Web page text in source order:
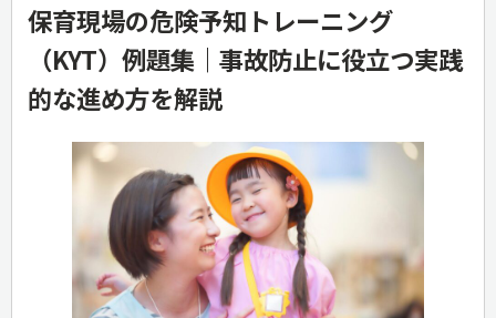
保育現場の危険予知トレーニング
（KYT）例題集｜事故防止に役立つ実践
的な進め方を解説